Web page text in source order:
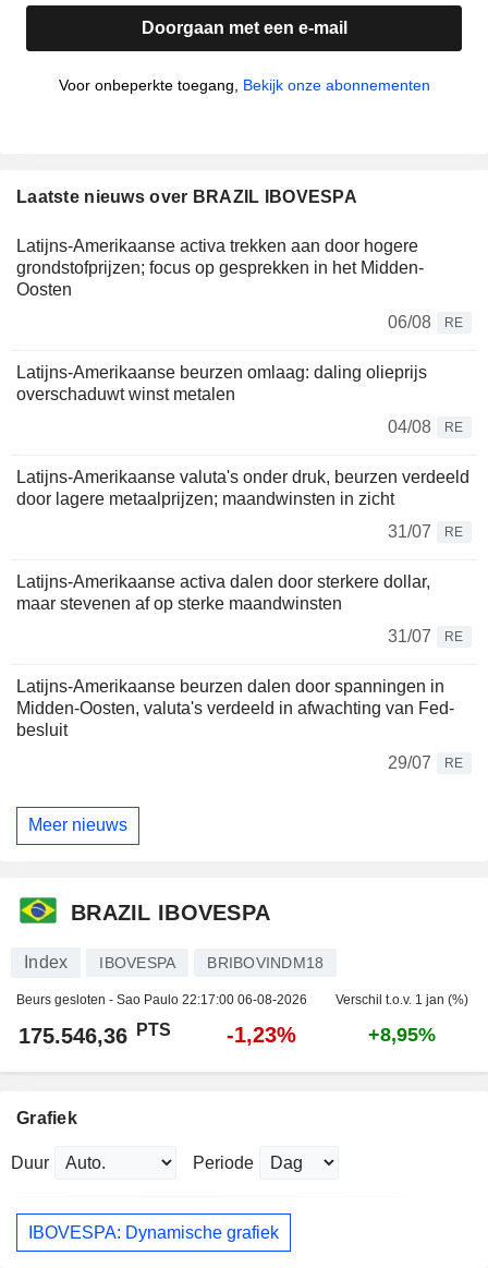
Doorgaan met een e-mail
Voor onbeperkte toegang, Bekijk onze abonnementen
Laatste nieuws over BRAZIL IBOVESPA
Latijns-Amerikaanse activa trekken aan door hogere
grondstofprijzen; focus op gesprekken in het Midden-
Oosten
06/08
RE
Latijns-Amerikaanse beurzen omlaag: daling olieprijs
overschaduwt winst metalen
04/08
RE
Latijns-Amerikaanse valuta's onder druk, beurzen verdeeld
door lagere metaalprijzen; maandwinsten in zicht
31/07
RE
Latijns-Amerikaanse activa dalen door sterkere dollar,
maar stevenen af op sterke maandwinsten
31/07
RE
Latijns-Amerikaanse beurzen dalen door spanningen in
Midden-Oosten, valuta's verdeeld in afwachting van Fed-
besluit
29/07
RE
Meer nieuws
BRAZIL IBOVESPA
Index IBOVESPA BRIBOVINDM18
Beurs gesloten - Sao Paulo 22:17:00 06-08-2026 Verschil t.o.v. 1 jan (%)
175.546,36 PTS -1,23% +8,95%
Grafiek
Duur Periode
IBOVESPA: Dynamische grafiek